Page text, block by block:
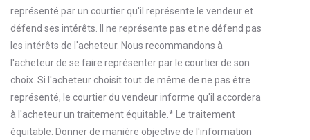
représenté par un courtier qu'il représente le vendeur et
défend ses intérêts. Il ne représente pas et ne défend pas
les intérêts de l'acheteur. Nous recommandons à
l'acheteur de se faire représenter par le courtier de son
choix. Si l'acheteur choisit tout de même de ne pas être
représenté, le courtier du vendeur informe qu'il accordera
à l'acheteur un traitement équitable.* Le traitement
équitable: Donner de manière objective de l'information